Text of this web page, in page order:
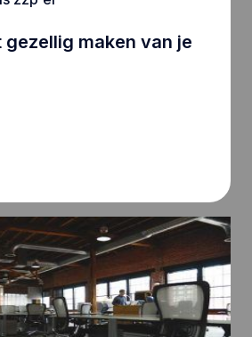
gezellig maken van je